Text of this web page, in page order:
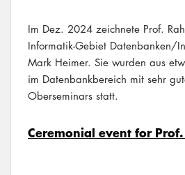
Im Dez. 2024 zeichnete Prof.
Informatik-Gebiet Datenbanken/
Mark Heimer. Sie wurden aus
im Datenbankbereich mit sehr
Oberseminars statt.
Ceremonial event for Prof.